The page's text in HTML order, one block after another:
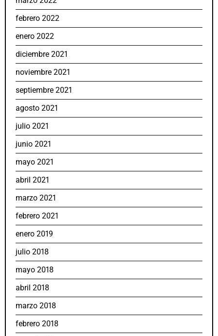
febrero 2022
enero 2022
diciembre 2021
noviembre 2021
septiembre 2021
agosto 2021
julio 2021
junio 2021
mayo 2021
abril 2021
marzo 2021
febrero 2021
enero 2019
julio 2018
mayo 2018
abril 2018
marzo 2018
febrero 2018